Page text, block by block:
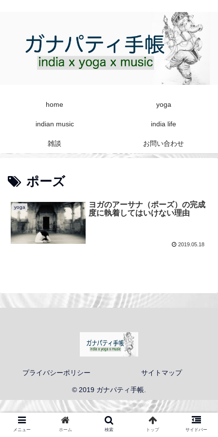
home yoga
indian music india life
雑談 お問い合わせ
ポーズ
yoga
ヨガのアーサナ（ポーズ）の完成
度に執着してはいけない理由
2019.05.18
プライバシーポリシー サイトマップ
© 2019 ガナパティ手帳.
メニュー ホーム 検索 トップ サイドバー